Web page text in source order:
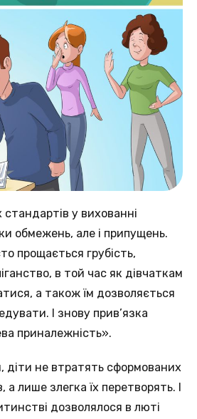
у вихованні
обмежень, але і припущень.
прощається грубість,
в той час як дівчаткам
а також їм дозволяється
І знову прив’язка
приналежність».
не втратять сформованих
а лише злегка їх перетворять. І
дозволялося в люті